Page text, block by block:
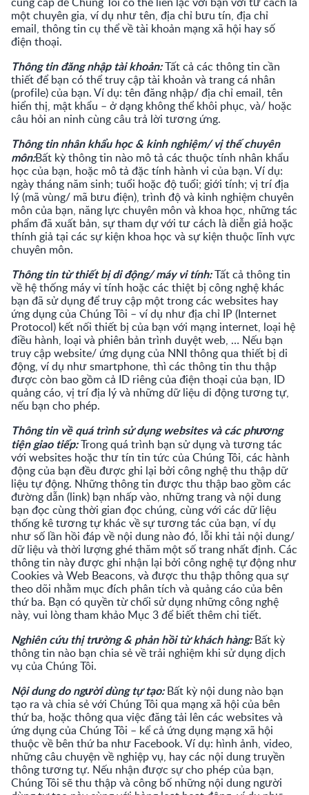
một chuyên gia, ví dụ như tên, địa chỉ bưu tín, địa chỉ
email, thông tin cụ thể về tài khoản mạng xã hội hay số
điện thoại.
Thông tin đăng nhập tài khoản:Tất cả các thông tin cần
thiết để bạn có thể truy cập tài khoản và trang cá nhân
(profile) của bạn. Ví dụ: tên đăng nhập/ địa chỉ email, tên
hiển thị, mật khẩu – ở dạng không thể khôi phục, và/ hoặc
câu hỏi an ninh cùng câu trả lời tương ứng.
Thông tin nhân khẩu học & kinh nghiệm/ vị thế chuyên
môn:Bất kỳ thông tin nào mô tả các thuộc tính nhân khẩu
học của bạn, hoặc mô tả đặc tính hành vi của bạn. Ví dụ:
ngày tháng năm sinh; tuổi hoặc độ tuổi; giới tính; vị trí địa
lý (mã vùng/ mã bưu điện), trình độ và kinh nghiệm chuyên
môn của bạn, năng lực chuyên môn và khoa học, những tác
phẩm đã xuất bản, sự tham dự với tư cách là diễn giả hoặc
thính giả tại các sự kiện khoa học và sự kiện thuộc lĩnh vực
chuyên môn.
Thông tin từ thiết bị di động/ máy vi tính:Tất cả thông tin
về hệ thống máy vi tính hoặc các thiệt bị công nghệ khác
bạn đã sử dụng để truy cập một trong các websites hay
ứng dụng của Chúng Tôi – ví dụ như địa chỉ IP (Internet
Protocol) kết nối thiết bị của bạn với mạng internet, loại hệ
điều hành, loại và phiên bản trình duyệt web, … Nếu bạn
truy cập website/ ứng dụng của NNI thông qua thiết bị di
động, ví dụ như smartphone, thì các thông tin thu thập
được còn bao gồm cả ID riêng của điện thoại của bạn, ID
quảng cáo, vị trí địa lý và những dữ liệu di động tương tự,
nếu bạn cho phép.
Thông tin về quá trình sử dụng websites và các phương
tiện giao tiếp:Trong quá trình bạn sử dụng và tương tác
với websites hoặc thư tín tin tức của Chúng Tôi, các hành
động của bạn đều được ghi lại bởi công nghệ thu thập dữ
liệu tự động. Những thông tin được thu thập bao gồm các
đường dẫn (link) bạn nhấp vào, những trang và nội dung
bạn đọc cùng thời gian đọc chúng, cùng với các dữ liệu
thống kê tương tự khác về sự tương tác của bạn, ví dụ
như số lần hồi đáp về nội dung nào đó, lỗi khi tải nội dung/
dữ liệu và thời lượng ghé thăm một số trang nhất định. Các
thông tin này được ghi nhận lại bởi công nghệ tự động như
Cookies và Web Beacons, và được thu thập thông qua sự
theo dõi nhằm mục đích phân tích và quảng cáo của bên
thứ ba. Bạn có quyền từ chối sử dụng những công nghệ
này, vui lòng tham khảo Mục 3 để biết thêm chi tiết.
Nghiên cứu thị trường & phản hồi từ khách hàng:Bất kỳ
thông tin nào bạn chia sẻ về trải nghiệm khi sử dụng dịch
vụ của Chúng Tôi.
Nội dung do người dùng tự tạo:Bất kỳ nội dung nào bạn
tạo ra và chia sẻ với Chúng Tôi qua mạng xã hội của bên
thứ ba, hoặc thông qua việc đăng tải lên các websites và
ứng dụng của Chúng Tôi – kể cả ứng dụng mạng xã hội
thuộc về bên thứ ba như Facebook. Ví dụ: hình ảnh, video,
những câu chuyện về nghiệp vụ, hay các nội dung truyền
thông tương tự. Nếu nhận được sự cho phép của bạn,
Chúng Tôi sẽ thu thập và công bố những nội dung người